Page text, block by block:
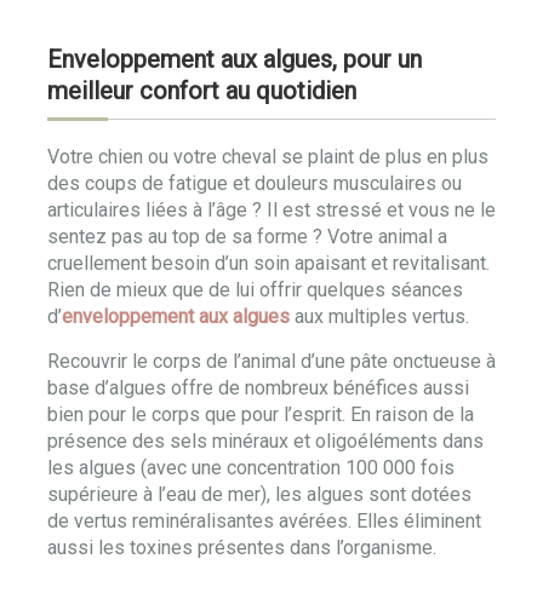
Enveloppement aux algues, pour un
meilleur confort au quotidien
Votre chien ou votre cheval se plaint de plus en plus
des coups de fatigue et douleurs musculaires ou
articulaires liées à l’âge ? Il est stressé et vous ne le
sentez pas au top de sa forme ? Votre animal a
cruellement besoin d’un soin apaisant et revitalisant.
Rien de mieux que de lui offrir quelques séances
d’enveloppement aux algues aux multiples vertus.
Recouvrir le corps de l’animal d’une pâte onctueuse à
base d’algues offre de nombreux bénéfices aussi
bien pour le corps que pour l’esprit. En raison de la
présence des sels minéraux et oligoéléments dans
les algues (avec une concentration 100 000 fois
supérieure à l’eau de mer), les algues sont dotées
de vertus reminéralisantes avérées. Elles éliminent
aussi les toxines présentes dans l’organisme.